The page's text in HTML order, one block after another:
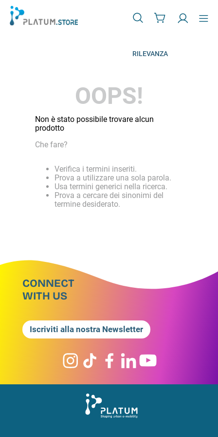
RILEVANZA
OOPS!
Non è stato possibile trovare alcun
prodotto
Che fare?
Verifica i termini inseriti.
Prova a utilizzare una sola parola.
Usa termini generici nella ricerca.
Prova a cercare dei sinonimi del
termine desiderato.
CONNECT
WITH US
Iscriviti alla nostra Newsletter